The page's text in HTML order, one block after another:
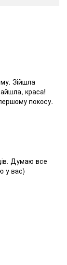
Зійшла
краса!
покосу.
Думаю все
у вас)